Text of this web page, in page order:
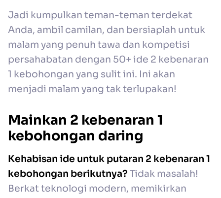
Jadi kumpulkan teman-teman terdekat
Anda, ambil camilan, dan bersiaplah untuk
malam yang penuh tawa dan kompetisi
persahabatan dengan 50+ ide 2 kebenaran
1 kebohongan yang sulit ini. Ini akan
menjadi malam yang tak terlupakan!
Mainkan 2 kebenaran 1
kebohongan daring
Kehabisan ide untuk putaran 2 kebenaran 1
kebohongan berikutnya? Tidak masalah!
Berkat teknologi modern, memikirkan